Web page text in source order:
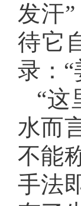
发汗
待它
录：“
“这
水而
不能
手法